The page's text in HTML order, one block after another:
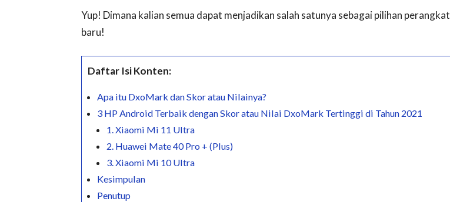
Yup! Dimana kalian semua dapat menjadikan salah satunya sebagai pilihan perangkat
baru!
Daftar Isi Konten:
Apa itu DxoMark dan Skor atau Nilainya?
3 HP Android Terbaik dengan Skor atau Nilai DxoMark Tertinggi di Tahun 2021
1. Xiaomi Mi 11 Ultra
2. Huawei Mate 40 Pro + (Plus)
3. Xiaomi Mi 10 Ultra
Kesimpulan
Penutup